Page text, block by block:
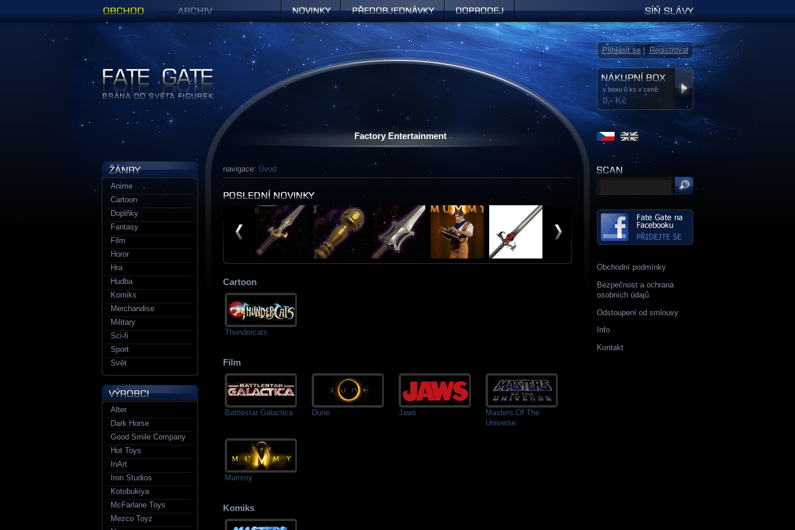
Factory Entertainment
navigace: Úvod
Cartoon
Thundercats
Film
Battlestar Galactica Dune Jaws
Masters Of The
Universe
Mummy
Komiks
Obchodní podmínky
Bezpečnost a ochrana
osobních údajů
Odstoupení od smlouvy
Info
Kontakt
Anime
Cartoon
Doplňky
Fantasy
Film
Horor
Hra
Hudba
Komiks
Merchandise
Military
Sci-fi
Sport
Svět
Alter
Dark Horse
Good Smile Company
Hot Toys
InArt
Iron Studios
Kotobukiya
McFarlane Toys
Mezco Toyz
Figurky a sošky | Fate Gate
v boxu 0 ks v ceně:
0,- Kč
Přihlásit se|Registrovat
Předobjednávky Síň slávy